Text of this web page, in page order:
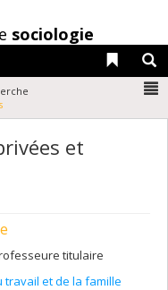
sociologie
Liens
et
titulaire
travail et de la famille